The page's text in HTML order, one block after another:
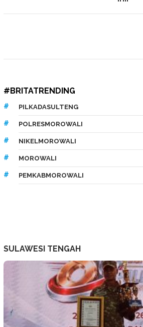
#BRITATRENDING
PILKADASULTENG
POLRESMOROWALI
NIKELMOROWALI
MOROWALI
PEMKABMOROWALI
SULAWESI TENGAH